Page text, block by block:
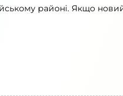
районі. Якщо новий